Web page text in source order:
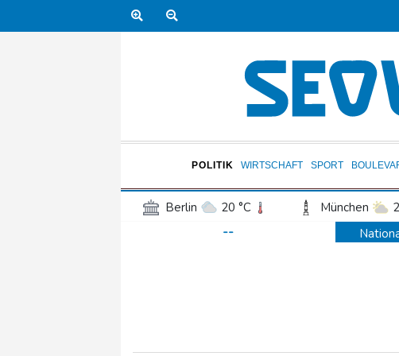
POLITIK WIRTSCHAFT SPORT
Berlin 20 °C München
Frankfurt am Main
--
Ein